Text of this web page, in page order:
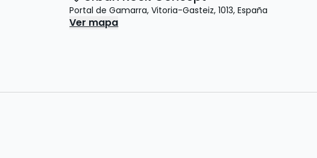
Portal de Gamarra, Vitoria-Gasteiz, 1013, España
Ver mapa